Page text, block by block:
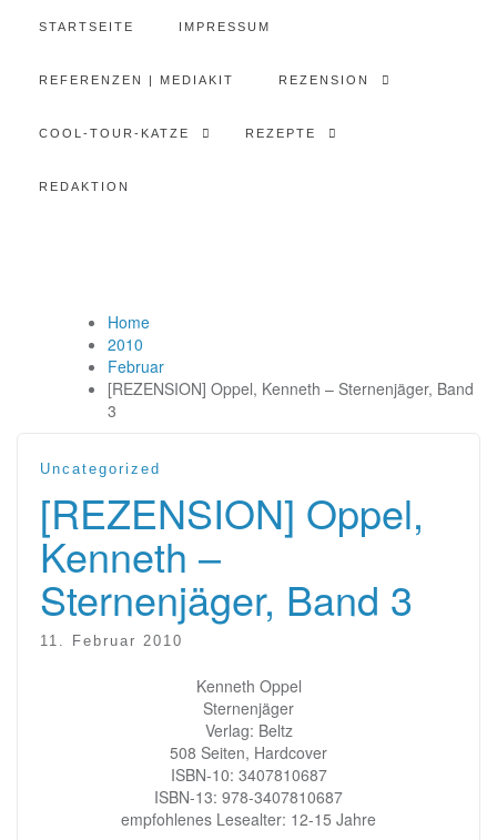
STARTSEITE IMPRESSUM
REFERENZEN | MEDIAKIT REZENSION
COOL-TOUR-KATZE REZEPTE
REDAKTION
Home
2010
Februar
[REZENSION] Oppel, Kenneth – Sternenjäger, Band
3
Uncategorized
[REZENSION] Oppel,
Kenneth –
Sternenjäger, Band 3
11. Februar 2010
Kenneth Oppel
Sternenjäger
Verlag: Beltz
508 Seiten, Hardcover
ISBN-10: 3407810687
ISBN-13: 978-3407810687
empfohlenes Lesealter: 12-15 Jahre